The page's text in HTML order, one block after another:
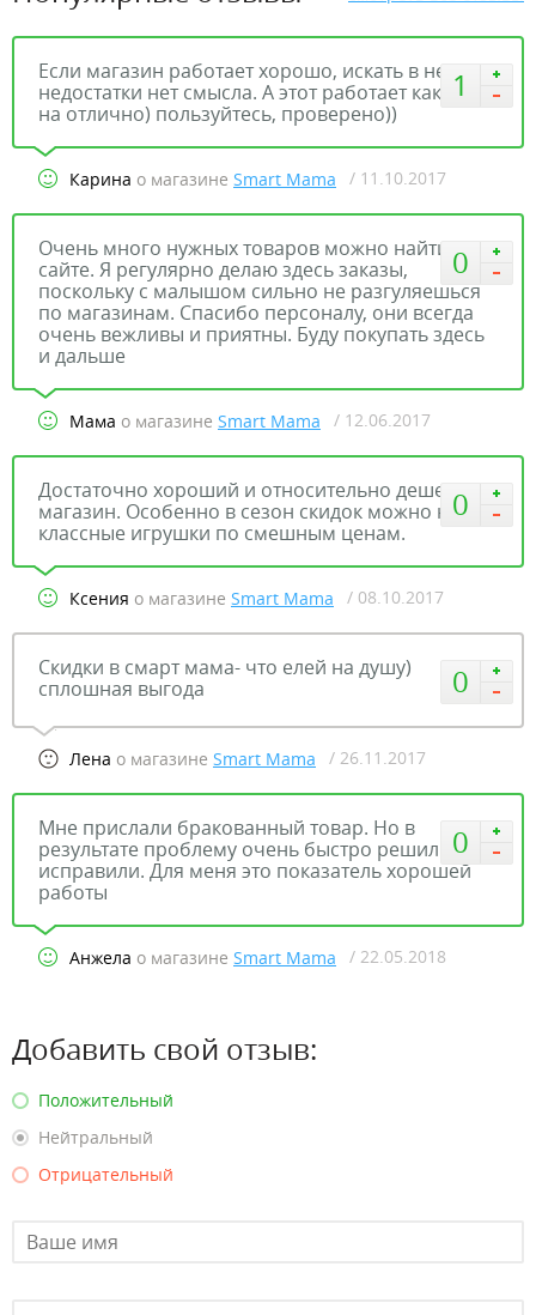
1
Если магазин работает хорошо, искать в нем
недостатки нет смысла. А этот работает как раз
на отлично) пользуйтесь, проверено))
Карина о магазине Smart Mama / 11.10.2017
0
Очень много нужных товаров можно найти на
сайте. Я регулярно делаю здесь заказы,
поскольку с малышом сильно не разгуляешься
по магазинам. Спасибо персоналу, они всегда
очень вежливы и приятны. Буду покупать здесь
и дальше
Мама о магазине Smart Mama / 12.06.2017
0
Достаточно хороший и относительно дешевый
магазин. Особенно в сезон скидок можно найти
классные игрушки по смешным ценам.
Ксения о магазине Smart Mama / 08.10.2017
0
Скидки в смарт мама- что елей на душу)
сплошная выгода
Лена о магазине Smart Mama / 26.11.2017
0
Мне прислали бракованный товар. Но в
результате проблему очень быстро решили и
исправили. Для меня это показатель хорошей
работы
Анжела о магазине Smart Mama / 22.05.2018
Добавить свой отзыв:
Положительный
Нейтральный
Отрицательный